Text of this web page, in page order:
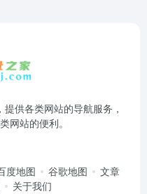
供各类网站的导航服务，
网站的便利。
度地图 谷歌地图
文章
关于我们